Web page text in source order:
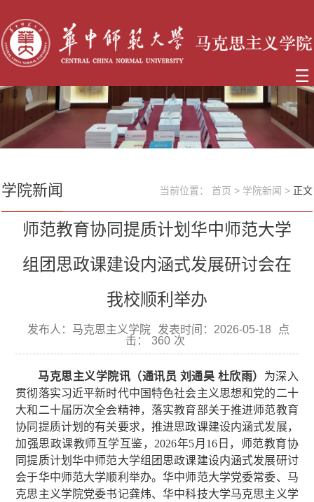
学院新闻 当前位置： 首页 > 学院新闻 >正文
师范教育协同提质计划华中师范大学
组团思政课建设内涵式发展研讨会在
我校顺利举办
发布人：马克思主义学院 发表时间：2026-05-18
点
击：
360 次
马克思主义学院讯（通讯员 刘通昊 杜欣雨） 为深入
贯彻落实习近平新时代中国特色社会主义思想和党的二十
大和二十届历次全会精神，落实教育部关于推进师范教育
协同提质计划的有关要求，推进思政课建设内涵式发展，
加强思政课教师互学互鉴，2026年5月16日，师范教育协
同提质计划华中师范大学组团思政课建设内涵式发展研讨
会于华中师范大学顺利举办。华中师范大学党委常委、马
克思主义学院党委书记龚炜、华中科技大学马克思主义学